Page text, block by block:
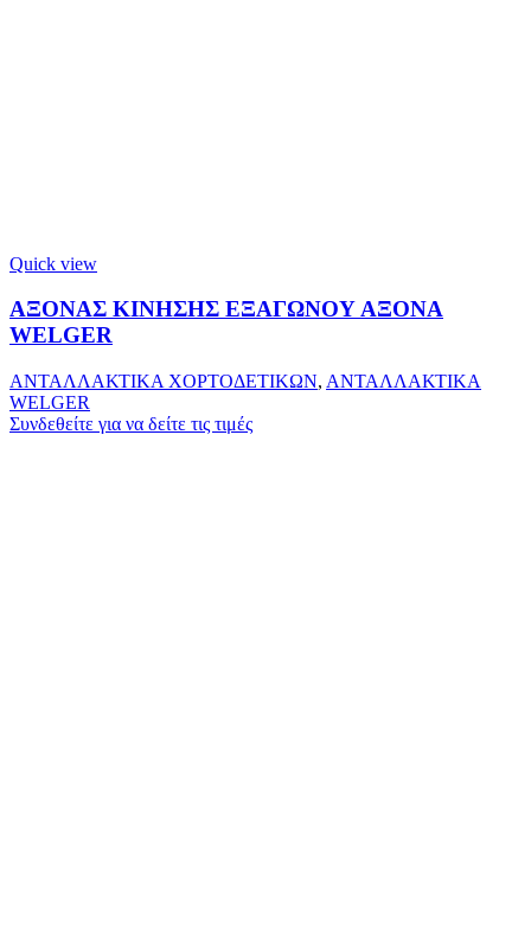
Quick view
ΑΞΟΝΑΣ ΚΙΝΗΣΗΣ ΕΞΑΓΩΝΟΥ ΑΞΟΝΑ
WELGER
ΑΝΤΑΛΛΑΚΤΙΚΑ ΧΟΡΤΟΔΕΤΙΚΩΝ, ΑΝΤΑΛΛΑΚΤΙΚΑ
WELGER
Συνδεθείτε για να δείτε τις τιμές